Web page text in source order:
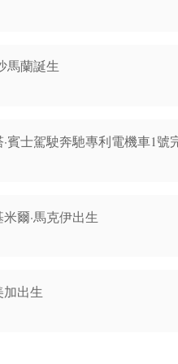
馬蘭誕生
賓士駕駛奔馳專利電機車1
爾·馬克伊出生
加出生